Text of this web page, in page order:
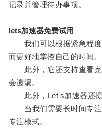
记录并管理待办事项。
lets加速器免费试用
我们可以根据紧急程度
而更好地掌控自己的时间。
此外，它还支持查看完
会遗漏。
此外，Let's加速器还提
当我们需要长时间专注
专注模式。